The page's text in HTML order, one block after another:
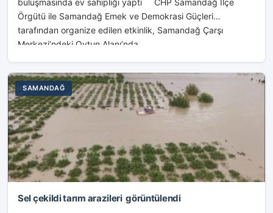
buluşmasında ev sahipliği yaptı CHP Samandağ İlçe
Örgütü ile Samandağ Emek ve Demokrasi Güçleri
tarafından organize edilen etkinlik, Samandağ Çarşı
Merkezi’ndeki Oytun Alanı’nda...
SAMANDAĞ
Sel çekildi tarım arazileri görüntülendi